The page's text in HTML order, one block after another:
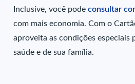
Inclusive, você podeconsultar
com mais economia. Com o
aproveita as condições especiais
saúde e de sua família.